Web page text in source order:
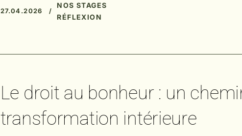
27.04.2026 /
NOS STAGES
RÉFLEXION
Le droit au bonheur : un
transformation intérieure